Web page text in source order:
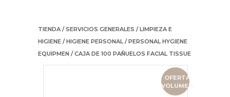
TIENDA /SERVICIOS GENERALES /LIMPIEZA E
HIGIENE /HIGIENE PERSONAL /PERSONAL HYGIENE
EQUIPMEN / CAJA DE 100 PAÑUELOS FACIAL TISSUE
OFERTA
VOLUMEN